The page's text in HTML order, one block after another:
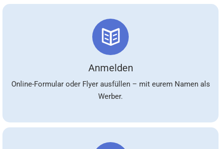
Anmelden
Online-Formular oder Flyer ausfüllen – mit eurem Namen als
Werber.